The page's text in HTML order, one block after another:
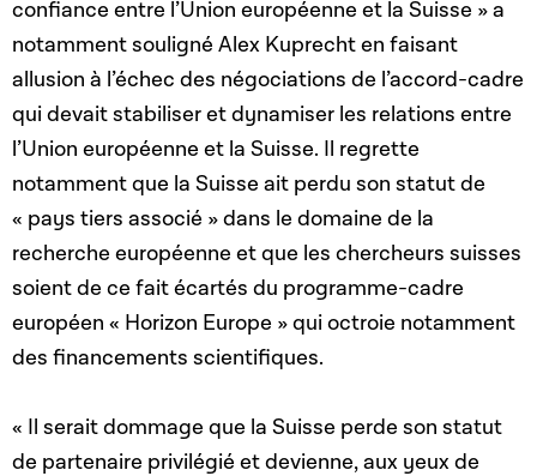
confiance entre l’Union européenne et la Suisse » a
notamment souligné Alex Kuprecht en faisant
allusion à l’échec des négociations de l’accord-cadre
qui devait stabiliser et dynamiser les relations entre
l’Union européenne et la Suisse. Il regrette
notamment que la Suisse ait perdu son statut de
« pays tiers associé » dans le domaine de la
recherche européenne et que les chercheurs suisses
soient de ce fait écartés du programme-cadre
européen « Horizon Europe » qui octroie notamment
des financements scientifiques.
« Il serait dommage que la Suisse perde son statut
de partenaire privilégié et devienne, aux yeux de